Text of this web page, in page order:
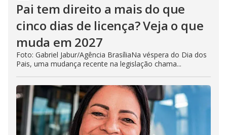
Pai tem direito a mais do que
cinco dias de licença? Veja o que
muda em 2027
Foto: Gabriel Jabur/Agência BrasíliaNa véspera do Dia dos
Pais, uma mudança recente na legislação chama...